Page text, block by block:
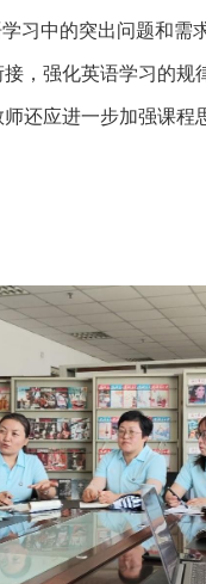
习中的突出问题和
，强化英语学习的
还应进一步加强课